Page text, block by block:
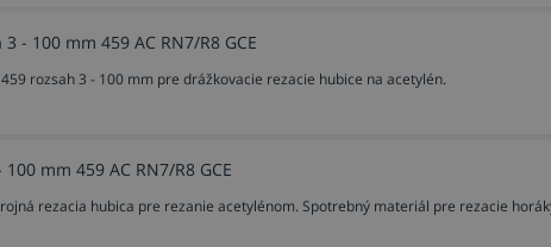
- 100 mm 459 AC RN7/R8 GCE
rozsah 3 - 100 mm pre drážkovacie rezacie hubice na acetylén.
mm 459 AC RN7/R8 GCE
rezacia hubica pre rezanie acetylénom. Spotrebný materiál pre rezacie